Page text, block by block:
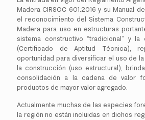
Madera CIRSOC 601:2016 y su Manual
el reconocimiento del Sistema
Madera para uso en estructuras
sistema constructivo “tradicional” y la
(Certificado de Aptitud Técnica),
oportunidad para diversificar el uso de la
la construcción (uso estructural),
consolidación a la cadena de valor
productos de mayor valor agregado.
Actualmente muchas de las especies
la región no están incluidas en dichos